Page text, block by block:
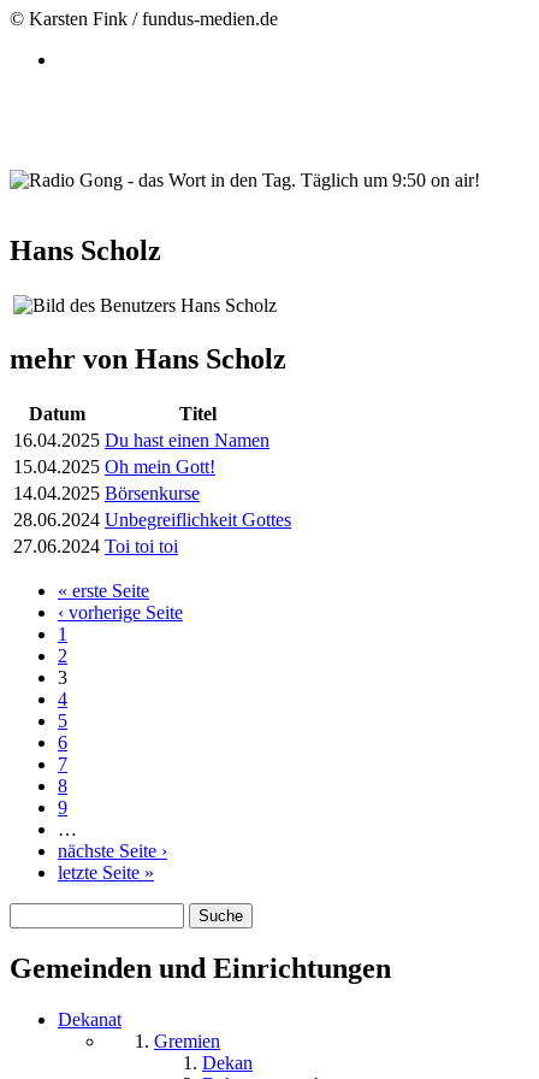
© Karsten Fink / fundus-medien.de
Hans Scholz
mehr von Hans Scholz
Datum
Titel
16.04.2025 Du hast einen Namen
15.04.2025 Oh mein Gott!
14.04.2025 Börsenkurse
28.06.2024 Unbegreiflichkeit Gottes
27.06.2024 Toi toi toi
Seiten« erste Seite
‹ vorherige Seite
1
2
3
4
5
6
7
8
9
…
nächste Seite ›
letzte Seite »
Gemeinden und Einrichtungen
Dekanat
Gremien
Dekan